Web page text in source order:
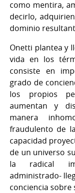
como mentira,
decirlo,
dominio
Onetti plantea y
vida en los
consiste en
grado de
los propios
aumentan y
manera
fraudulento de
capacidad
de un universo
la radical
administrado-
conciencia sobre